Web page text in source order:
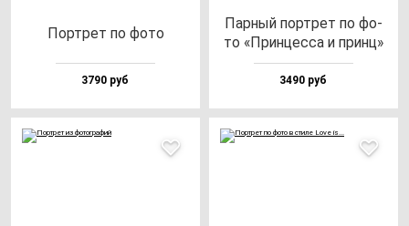
Пор­трет по фо­то
3790 руб
Пар­ный пор­трет по фо­
то «Прин­цес­са и принц»
3490 руб